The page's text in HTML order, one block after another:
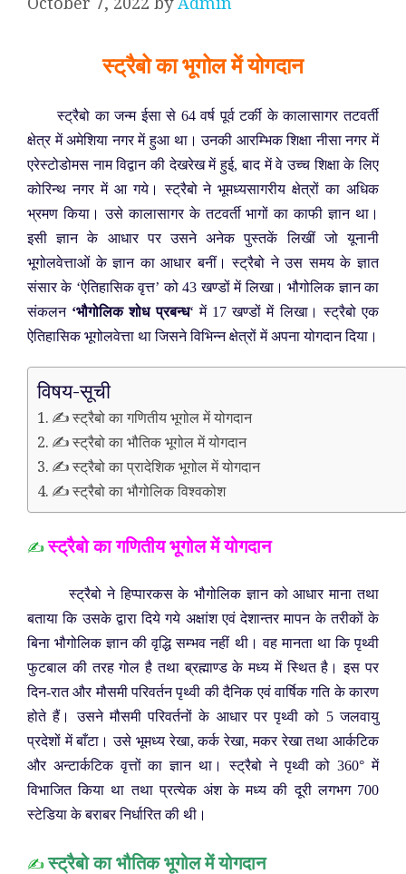
स्ट्रैबो का भूगोल में योगदान
स्ट्रैबो का जन्म ईसा से 64 वर्ष पूर्व टर्की के कालासागर तटवर्ती
क्षेत्र में अमेशिया नगर में हुआ था। उनकी आरम्भिक शिक्षा नीसा नगर में
एरेस्टोडोमस नाम विद्वान की देखरेख में हुई, बाद में वे उच्च शिक्षा के लिए
कोरिन्थ नगर में आ गये। स्ट्रैबो ने भूमध्यसागरीय क्षेत्रों का अधिक
भ्रमण किया। उसे कालासागर के तटवर्ती भागों का काफी ज्ञान था।
इसी ज्ञान के आधार पर उसने अनेक पुस्तकें लिखीं जो यूनानी
भूगोलवेत्ताओं के ज्ञान का आधार बनीं। स्ट्रैबो ने उस समय के ज्ञात
संसार के ‘ऐतिहासिक वृत्त’ को 43 खण्डों में लिखा। भौगोलिक ज्ञान का
संकलन ‘भौगोलिक शोध प्रबन्ध‘ में 17 खण्डों में लिखा। स्ट्रैबो एक
ऐतिहासिक भूगोलवेत्ता था जिसने विभिन्न क्षेत्रों में अपना योगदान दिया।
विषय-सूची
✍️ स्ट्रैबो का गणितीय भूगोल में योगदान
✍️ स्ट्रैबो का भौतिक भूगोल में योगदान
✍️ स्ट्रैबो का प्रादेशिक भूगोल में योगदान
✍️ स्ट्रैबो का भौगोलिक विश्वकोश
✍️स्ट्रैबो का गणितीय भूगोल में योगदान
स्ट्रैबो ने हिप्पारकस के भौगोलिक ज्ञान को आधार माना तथा
बताया कि उसके द्वारा दिये गये अक्षांश एवं देशान्तर मापन के तरीकों के
बिना भौगोलिक ज्ञान की वृद्धि सम्भव नहीं थी। वह मानता था कि पृथ्वी
फुटबाल की तरह गोल है तथा ब्रह्माण्ड के मध्य में स्थित है। इस पर
दिन-रात और मौसमी परिवर्तन पृथ्वी की दैनिक एवं वार्षिक गति के कारण
होते हैं। उसने मौसमी परिवर्तनों के आधार पर पृथ्वी को 5 जलवायु
प्रदेशों में बाँटा। उसे भूमध्य रेखा, कर्क रेखा, मकर रेखा तथा आर्कटिक
और अन्टार्कटिक वृत्तों का ज्ञान था। स्ट्रैबो ने पृथ्वी को 360° में
विभाजित किया था तथा प्रत्येक अंश के मध्य की दूरी लगभग 700
स्टेडिया के बराबर निर्धारित की थी।
✍️स्ट्रैबो का भौतिक भूगोल में योगदान